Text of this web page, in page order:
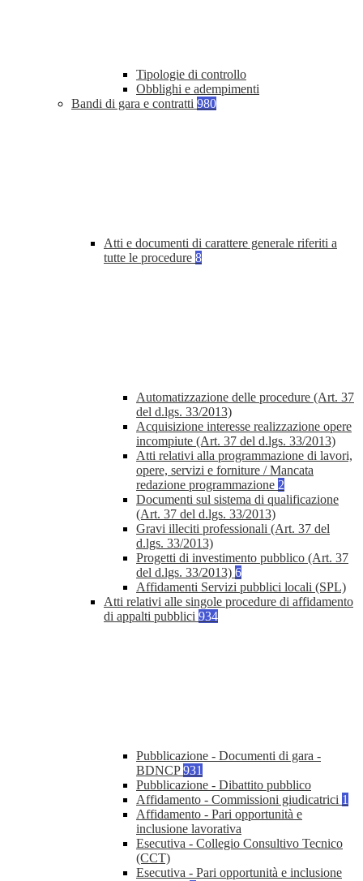
Tipologie di controllo
Obblighi e adempimenti
Bandi di gara e contratti 980
Atti e documenti di carattere generale riferiti a
tutte le procedure 8
Automatizzazione delle procedure (Art. 37
del d.lgs. 33/2013)
Acquisizione interesse realizzazione opere
incompiute (Art. 37 del d.lgs. 33/2013)
Atti relativi alla programmazione di lavori,
opere, servizi e forniture / Mancata
redazione programmazione 2
Documenti sul sistema di qualificazione
(Art. 37 del d.lgs. 33/2013)
Gravi illeciti professionali (Art. 37 del
d.lgs. 33/2013)
Progetti di investimento pubblico (Art. 37
del d.lgs. 33/2013) 6
Affidamenti Servizi pubblici locali (SPL)
Atti relativi alle singole procedure di affidamento
di appalti pubblici 934
Pubblicazione - Documenti di gara -
BDNCP931
Pubblicazione - Dibattito pubblico
Affidamento - Commissioni giudicatrici 1
Affidamento - Pari opportunità e
inclusione lavorativa
Esecutiva - Collegio Consultivo Tecnico
(CCT)
Esecutiva - Pari opportunità e inclusione